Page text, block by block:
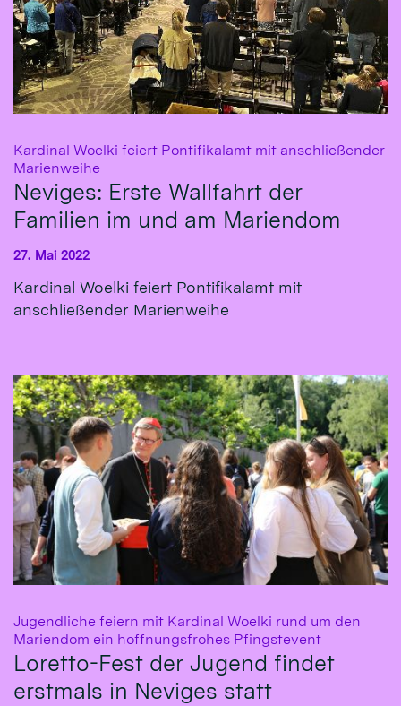
Kardinal Woelki feiert Pontifikalamt mit anschließender
Marienweihe
Neviges: Erste Wallfahrt der
Familien im und am Mariendom
27. Mai 2022
Kardinal Woelki feiert Pontifikalamt mit
anschließender Marienweihe
Jugendliche feiern mit Kardinal Woelki rund um den
Mariendom ein hoffnungsfrohes Pfingstevent:
Loretto-Fest der Jugend findet
erstmals in Neviges statt